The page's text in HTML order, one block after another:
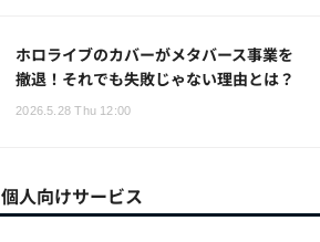
ホロライブのカバーがメタバース事業を
撤退！それでも失敗じゃない理由とは？
2026.5.28 Thu 12:00
個人向けサービス